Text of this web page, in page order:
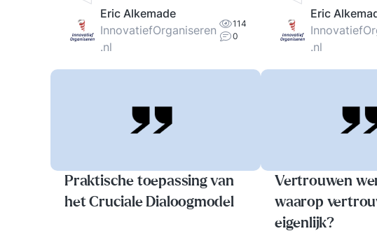
Eric Alkemade
InnovatiefOrganiseren
.nl
114
0
Eric
.nl
Praktische toepassing van
het Cruciale Dialoogmodel
Vertrouwen
waarop
eigenlijk?